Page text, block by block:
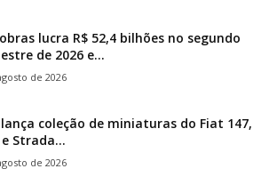
lucra R$ 52,4 bilhões no segundo
de 2026 e...
de 2026
coleção de miniaturas do Fiat 147,
Strada...
de 2026